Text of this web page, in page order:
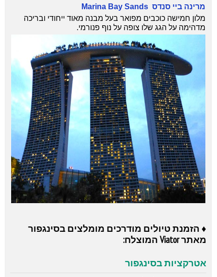
מרינה ביי סנדס Marina Bay Sands
מלון חמישה כוכבים מפואר בעל מבנה מאוד ייחודי ובריכה
מדהימה על הגג שלו צופה על נוף פנורמי.
♦ הזמנת טיולים מודרכים מומלצים בסינגפור
מאתר Viator המוצלח:
אטרקציות בסינגפור